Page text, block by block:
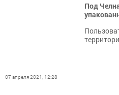
Под
07 апреля 2021, 12:28